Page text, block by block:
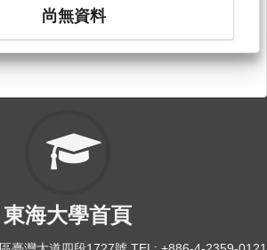
尚無資料
東海大學首頁